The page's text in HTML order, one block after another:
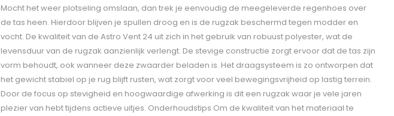
Mocht het weer plotseling omslaan, dan trek je eenvoudig de meegeleverde regenhoes over
de tas heen. Hierdoor blijven je spullen droog en is de rugzak beschermd tegen modder en
vocht. De kwaliteit van de Astro Vent 24 uit zich in het gebruik van robuust polyester, wat de
levensduur van de rugzak aanzienlijk verlengt. De stevige constructie zorgt ervoor dat de tas zijn
vorm behoudt, ook wanneer deze zwaarder beladen is. Het draagsysteem is zo ontworpen dat
het gewicht stabiel op je rug blijft rusten, wat zorgt voor veel bewegingsvrijheid op lastig terrein.
Door de focus op stevigheid en hoogwaardige afwerking is dit een rugzak waar je vele jaren
plezier van hebt tijdens actieve uitjes. Onderhoudstips Om de kwaliteit van het materiaal te